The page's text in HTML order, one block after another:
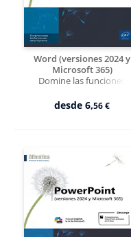
Word (versiones 2024 y
Microsoft 365)
Domine las funciones
texto de Microsoft®
desde6,56 €